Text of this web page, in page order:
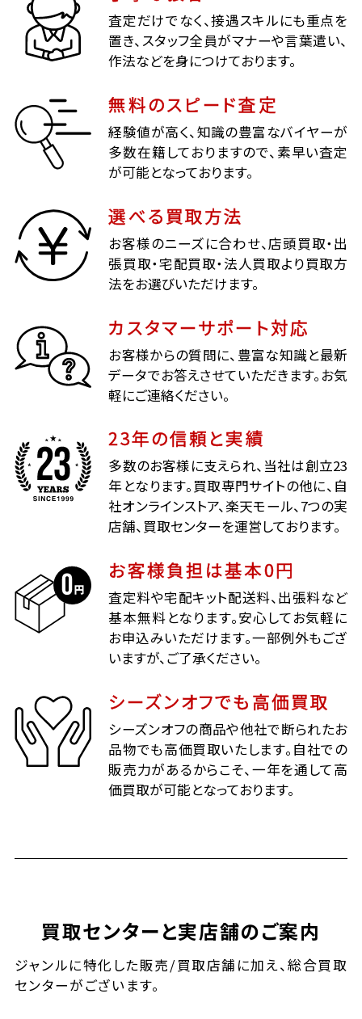
査定だけでなく、接遇スキルにも重点を
置き、スタッフ全員がマナーや言葉遣い、
作法などを身につけております。
無料のスピード査定
経験値が高く、知識の豊富なバイヤーが
多数在籍しておりますので、素早い査定
が可能となっております。
選べる買取方法
お客様のニーズに合わせ、店頭買取・出
張買取・宅配買取・法人買取より買取方
法をお選びいただけます。
カスタマーサポート対応
お客様からの質問に、豊富な知識と最新
データでお答えさせていただきます。お気
軽にご連絡ください。
23年の信頼と実績
多数のお客様に支えられ、当社は創立23
年となります。買取専門サイトの他に、自
社オンラインストア、楽天モール、7つの実
店舗、買取センターを運営しております。
お客様負担は基本0円
査定料や宅配キット配送料、出張料など
基本無料となります。安心してお気軽に
お申込みいただけます。一部例外もござ
いますが、ご了承ください。
シーズンオフでも高価買取
シーズンオフの商品や他社で断られたお
品物でも高価買取いたします。自社での
販売力があるからこそ、一年を通して高
価買取が可能となっております。
買取センターと実店舗のご案内
ジャンルに特化した販売/買取店舗に加え、総合買取
センターがございます。